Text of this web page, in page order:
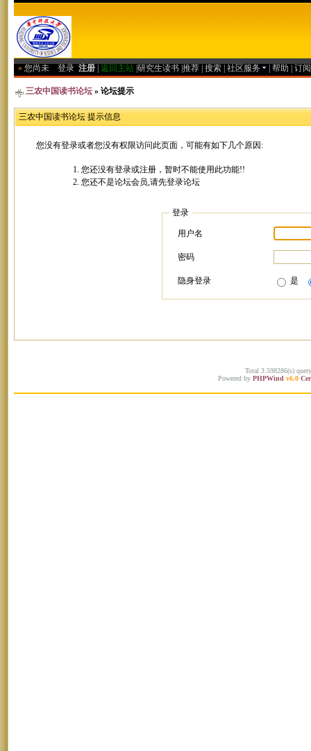
» 您尚未 登录 注册 返回主站 研究生读书 推荐 搜索 社区服务 帮助 订
三农中国读书论坛 » 论坛提示
三农中国读书论坛 提示信息
您没有登录或者您没有权限访问此页面，可能有如下几个原因:
您还没有登录或注册，暂时不能使用此功能!!
您还不是论坛会员,请先登录论坛
登录
用户名
密码
隐身登录 是
Total 3.598286(s)
Powered by PHPWind v6.0